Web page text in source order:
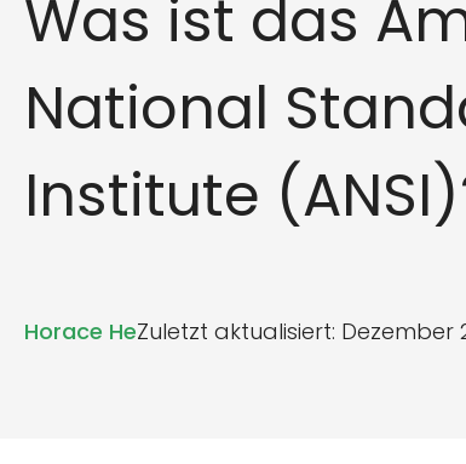
Was ist das
National
Institute
Horace HeZuletzt aktualisiert: Dezember